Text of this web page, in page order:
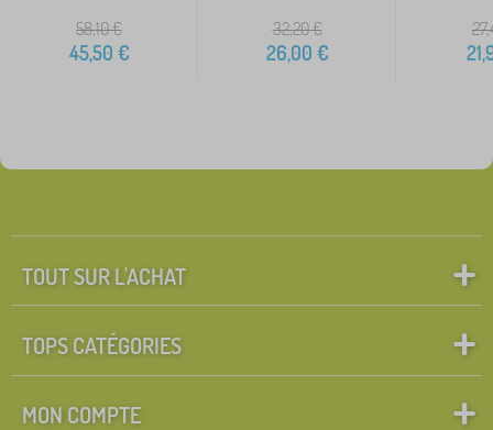
58,10€
45,50 €
32,20€
26,00 €
TOUT SUR L'ACHAT
TOPS CATÉGORIES
MON COMPTE